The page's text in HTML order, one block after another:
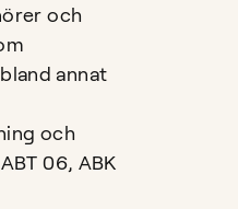
och
annat
och
06, ABK